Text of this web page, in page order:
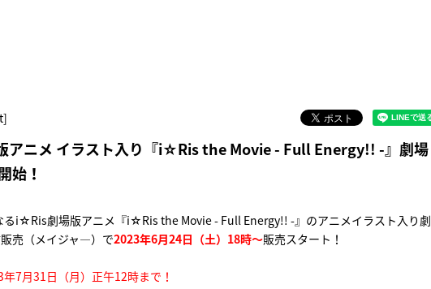
アニメ イラスト入り『i☆Ris the Movie - Full Energy!! -』劇場
始！
るi☆Ris劇場版アニメ『i☆Ris the Movie - Full Energy!! -』のアニメイラスト入り劇
売（メイジャ―）で2023年6月24日（土）18時～販売スタート！
7月31日（月）正午12時まで！